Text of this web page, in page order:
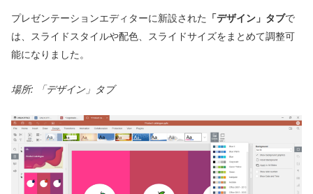
プレゼンテーションエディターに新設された 「デザイン」タブで
は、スライドスタイルや配色、スライドサイズをまとめて調整可
能になりました。
場所: 「デザイン」タブ